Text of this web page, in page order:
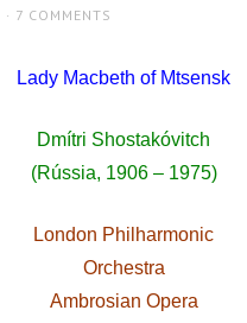
7 COMMENTS
Lady Macbeth of Mtsensk
Dmítri Shostakóvitch
(Rússia, 1906 – 1975)
London Philharmonic
Orchestra
Ambrosian Opera